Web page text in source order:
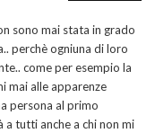
sono mai stata in grado
perchè ogniuna di loro
come per esempio la
mai alle apparenze
persona al primo
tutti anche a chi non mi